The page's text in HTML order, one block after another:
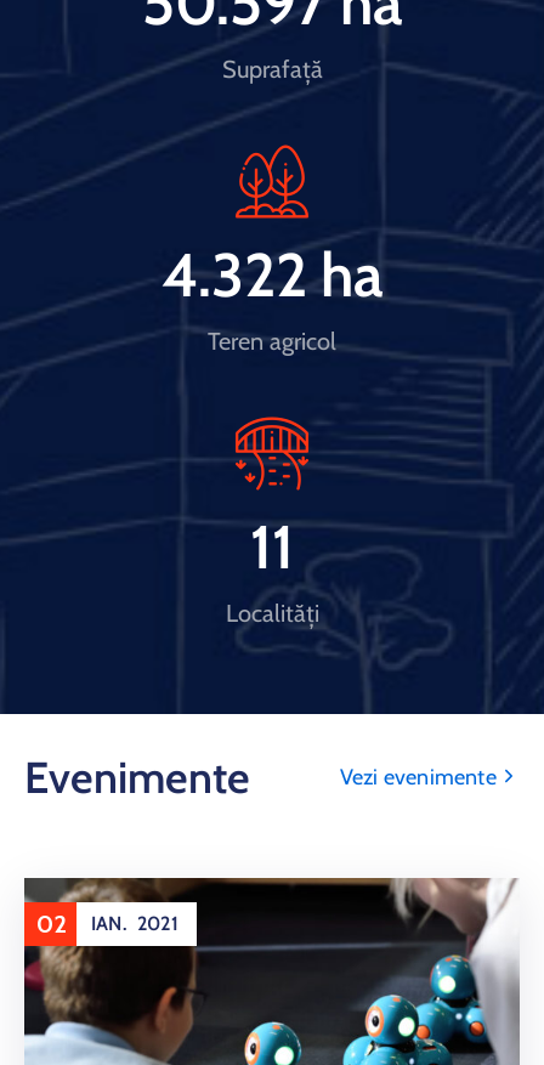
Suprafață
Teren agricol
4.322 ha
Localități
11
Evenimente Vezi evenimente
02 IAN. 2021